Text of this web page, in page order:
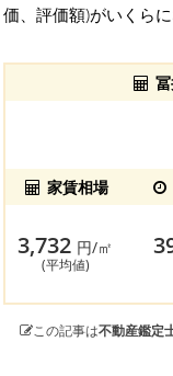
価、評価額)がいくら
家賃相場
3,732 円/㎡
(平均値)
この記事は不動産鑑定